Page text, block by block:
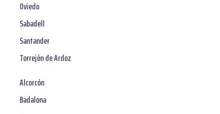
Oviedo
Sabadell
Santander
Torrejón de Ardoz
Alcorcón
Badalona